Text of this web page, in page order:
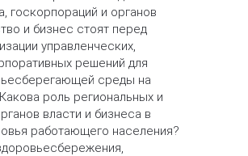
госкорпораций и органов
и бизнес стоят перед
управленческих,
решений для
среды на
роль региональных и
власти и бизнеса в
работающего населения?